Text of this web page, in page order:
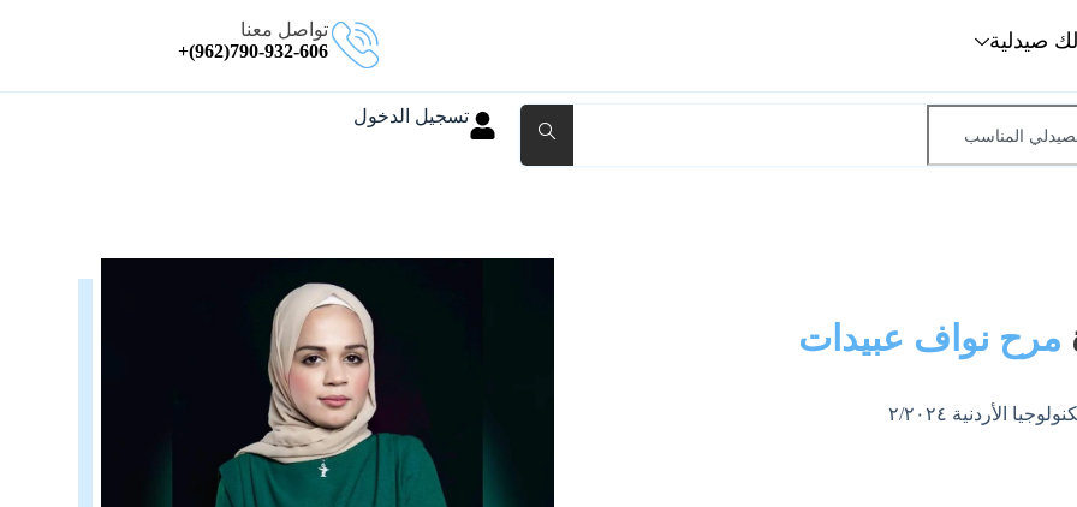
صيدلية
تواصل معنا
790-932-606(962)+
تسجيل الدخول
مرح نواف عبيدات
الأردنية ٢/٢٠٢٤